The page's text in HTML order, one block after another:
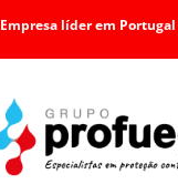
Empresa líder em